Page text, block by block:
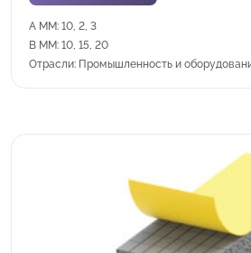
A MM: 10, 2, 3
B MM: 10, 15, 20
Отрасли: Промышленность и